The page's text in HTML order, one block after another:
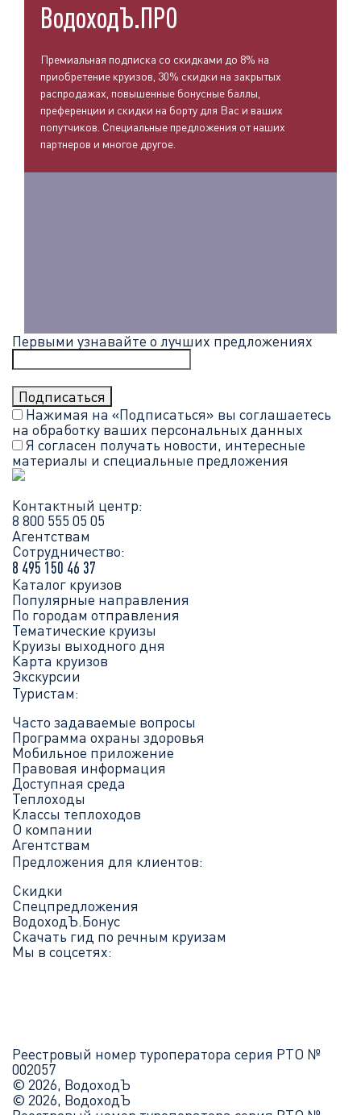
ВодоходЪ.ПРО
Премиальная подписка со скидками до 8% на
приобретение круизов, 30% скидки на закрытых
распродажах, повышенные бонусные баллы,
преференции и скидки на борту для Вас и ваших
попутчиков. Специальные предложения от наших
партнеров и многое другое.
Первыми узнавайте о лучших предложениях
Нажимая на «Подписаться» вы соглашаетесь
на обработку ваших персональных данных
Я согласен получать новости, интересные
материалы и специальные предложения
Контактный центр:
8 800 555 05 05
Агентствам
Сотрудничество:
8 495 150 46 37
Каталог круизов
Популярные направления
По городам отправления
Тематические круизы
Круизы выходного дня
Карта круизов
Экскурсии
Туристам:
Часто задаваемые вопросы
Программа охраны здоровья
Мобильное приложение
Правовая информация
Доступная среда
Теплоходы
Классы теплоходов
О компании
Агентствам
Предложения для клиентов:
Скидки
Спецпредложения
ВодоходЪ.Бонус
Скачать гид по речным круизам
Мы в соцсетях:
Реестровый номер туроператора серия РТО №
002057
© 2026, ВодоходЪ
© 2026, ВодоходЪ